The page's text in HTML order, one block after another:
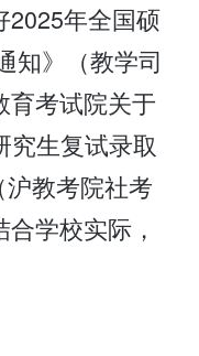
2025年全国硕
知》（教学司
育考试院关于
究生复试录取
教考院社考
合学校实际，